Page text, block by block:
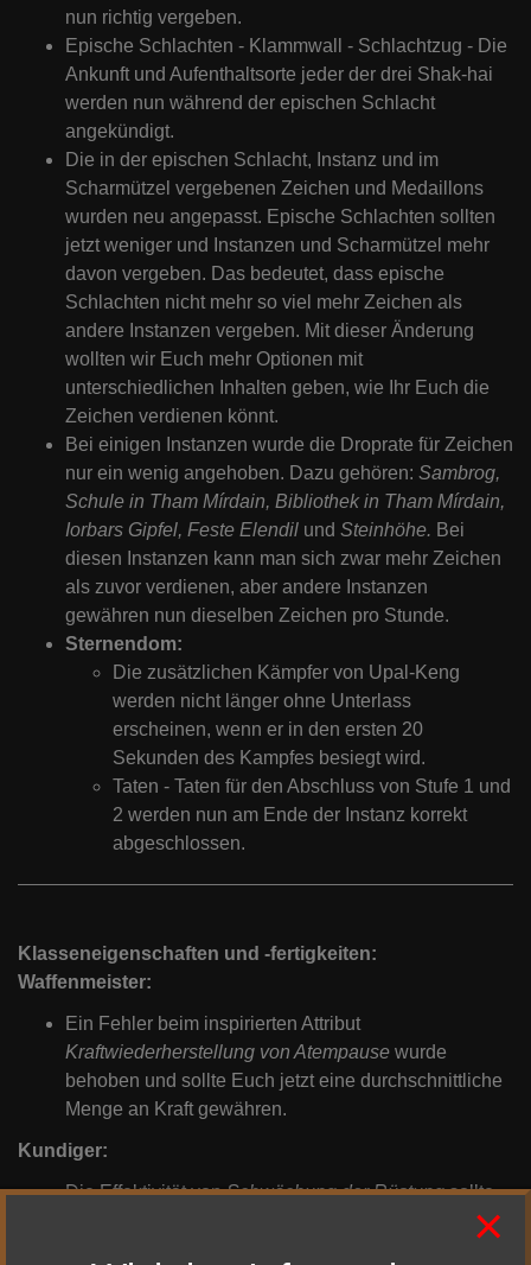
nun richtig vergeben.
Epische Schlachten - Klammwall - Schlachtzug - Die
Ankunft und Aufenthaltsorte jeder der drei Shak-hai
werden nun während der epischen Schlacht
angekündigt.
Die in der epischen Schlacht, Instanz und im
Scharmützel vergebenen Zeichen und Medaillons
wurden neu angepasst. Epische Schlachten sollten
jetzt weniger und Instanzen und Scharmützel mehr
davon vergeben. Das bedeutet, dass epische
Schlachten nicht mehr so viel mehr Zeichen als
andere Instanzen vergeben. Mit dieser Änderung
wollten wir Euch mehr Optionen mit
unterschiedlichen Inhalten geben, wie Ihr Euch die
Zeichen verdienen könnt.
Bei einigen Instanzen wurde die Droprate für Zeichen
nur ein wenig angehoben. Dazu gehören: Sambrog,
Schule in Tham Mírdain, Bibliothek in Tham Mírdain,
Iorbars Gipfel, Feste Elendil und Steinhöhe. Bei
diesen Instanzen kann man sich zwar mehr Zeichen
als zuvor verdienen, aber andere Instanzen
gewähren nun dieselben Zeichen pro Stunde.
Sternendom:
Die zusätzlichen Kämpfer von Upal-Keng
werden nicht länger ohne Unterlass
erscheinen, wenn er in den ersten 20
Sekunden des Kampfes besiegt wird.
Taten - Taten für den Abschluss von Stufe 1 und
2 werden nun am Ende der Instanz korrekt
abgeschlossen.
Klasseneigenschaften und -fertigkeiten:
Waffenmeister:
Ein Fehler beim inspirierten Attribut
Kraftwiederherstellung von Atempause wurde
behoben und sollte Euch jetzt eine durchschnittliche
Menge an Kraft gewähren.
Kundiger:
Die Effektivität vonSchwächung der Rüstungsollte
nun richtig angezeigt werden und die Schwächung×